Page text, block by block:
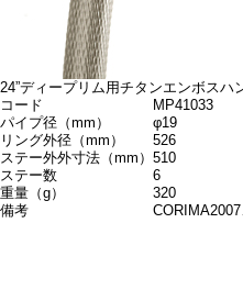
24”ディープリム用チタンエンボス
コード
MP41033
パイプ径（mm）
φ19
リング外径（mm）
526
ステー外外寸法（mm） 510
ステー数
6
重量（g）
320
備考